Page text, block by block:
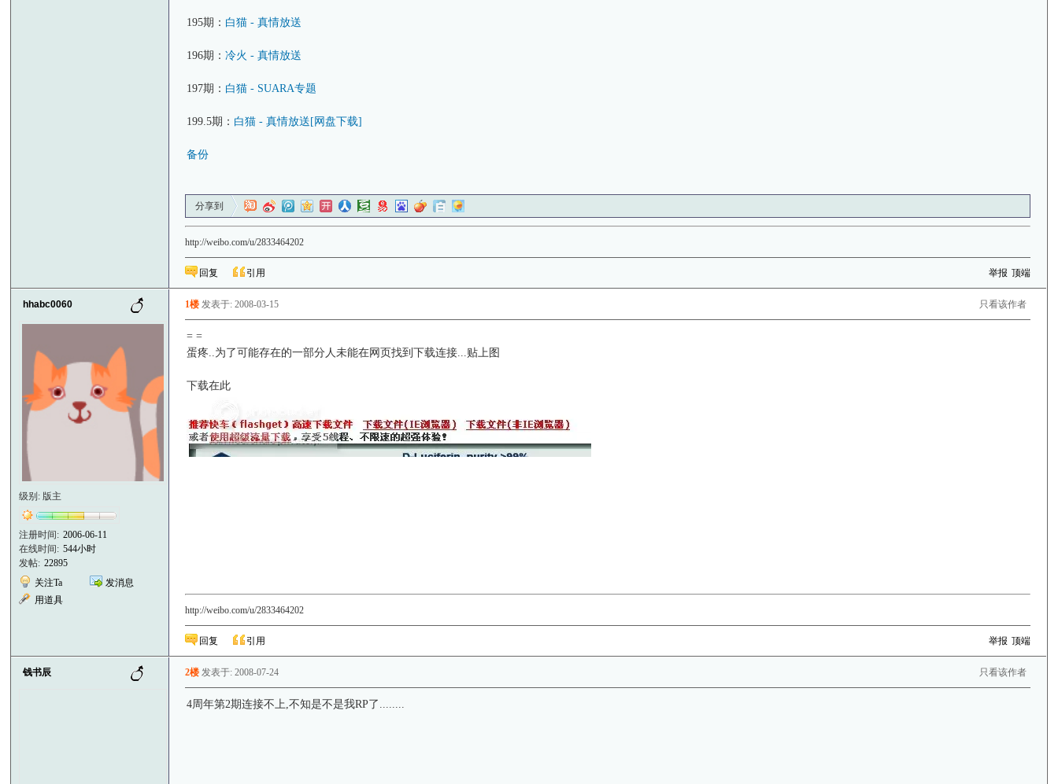
195期： 白猫 - 真情放送
196期：冷火 - 真情放送
197期： 白猫 - SUARA专题
199.5期： 白猫 - 真情放送[网盘下载]
备份
分享到
http://weibo.com/u/2833464202
回复 引用 举报 顶端
hhabc0060
级别: 版主
注册时间: 2006-06-11
在线时间: 544小时
发帖: 22895
关注Ta
发消息
用道具
只看该作者
1楼 发表于: 2008-03-15
= =
蛋疼..为了可能存在的一部分人未能在网页找到下载连接...贴上图
下载在此
http://weibo.com/u/2833464202
回复 引用 举报 顶端
钱书辰 只看该作者
2楼 发表于: 2008-07-24
4周年第2期连接不上,不知是不是我RP了........